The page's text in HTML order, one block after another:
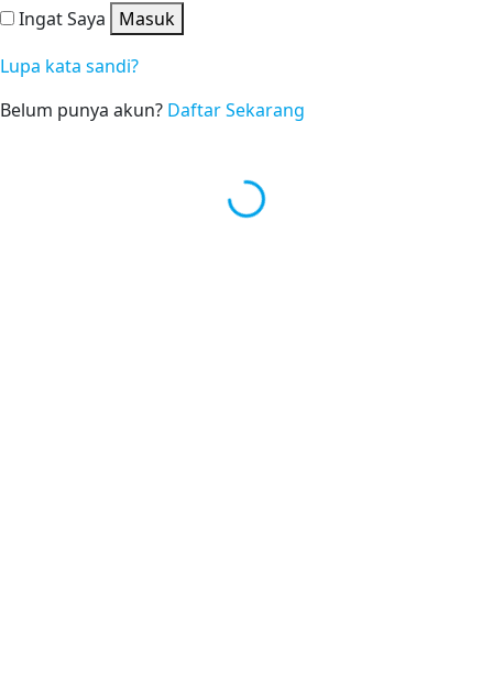
Ingat Saya
Masuk
Lupa kata sandi?
Belum punya akun? Daftar Sekarang